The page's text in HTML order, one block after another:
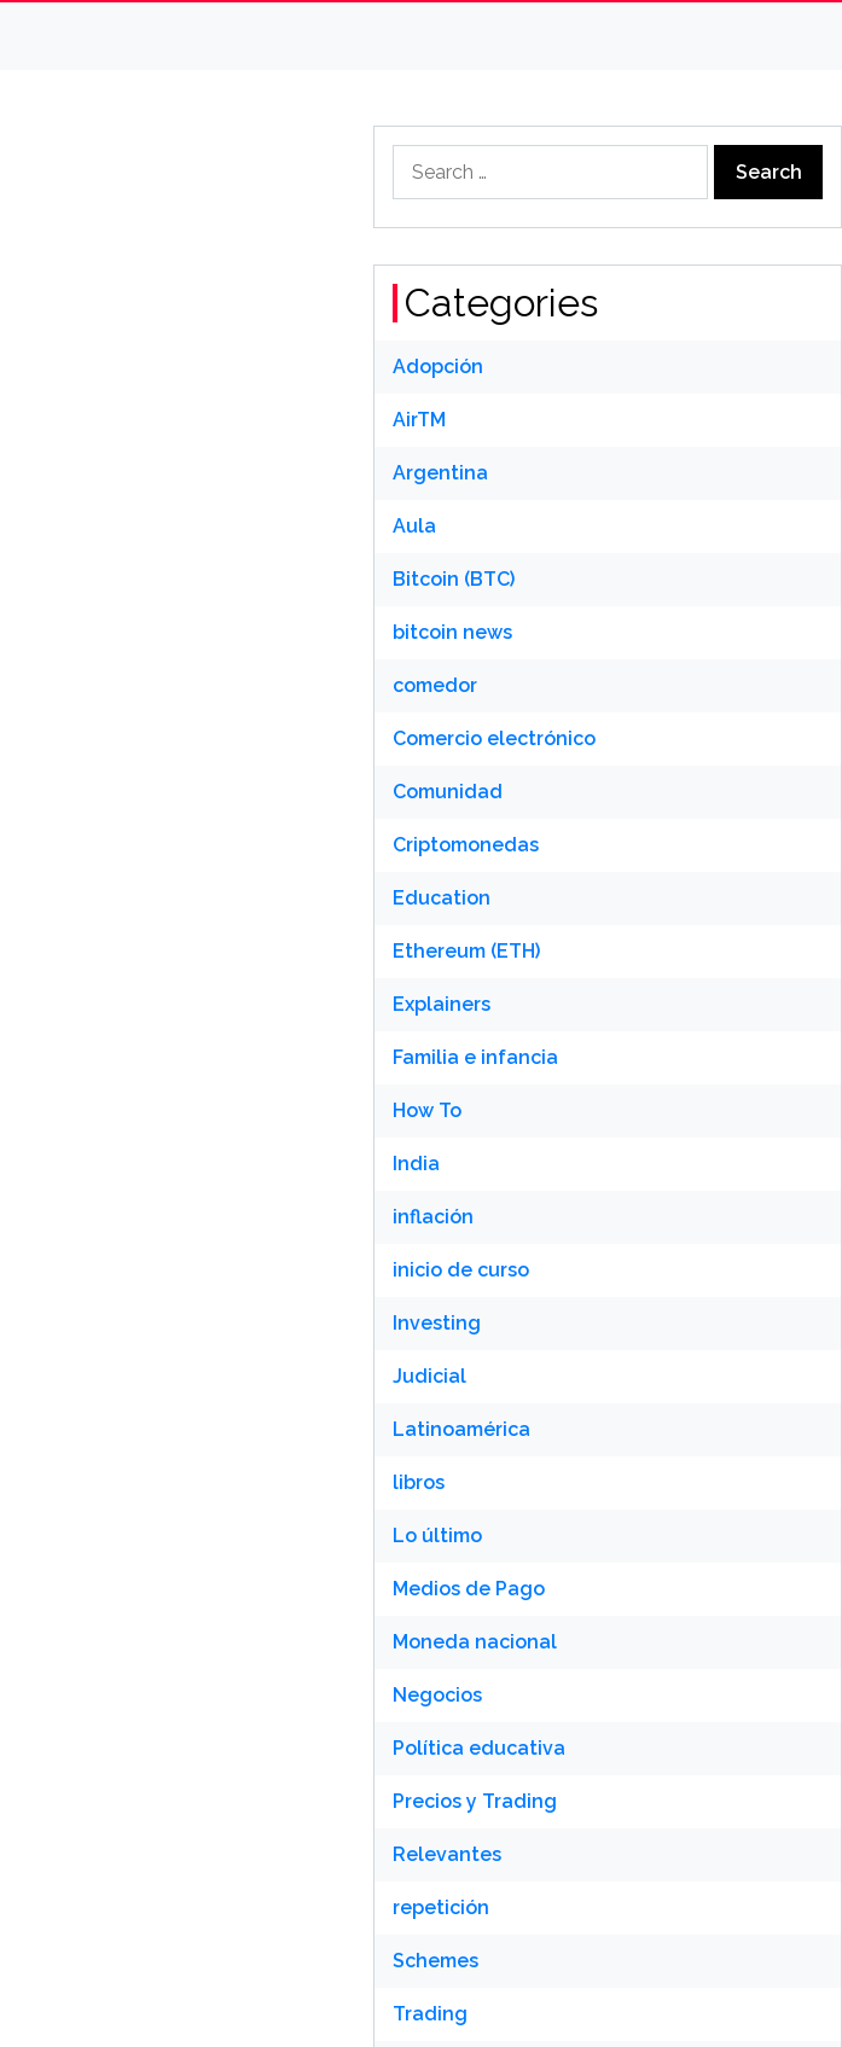
for:
Categories
Adopción
AirTM
Argentina
Aula
Bitcoin (BTC)
bitcoin news
comedor
Comercio electrónico
Comunidad
Criptomonedas
Education
Ethereum (ETH)
Explainers
Familia e infancia
How To
India
inflación
inicio de curso
Investing
Judicial
Latinoamérica
libros
Lo último
Medios de Pago
Moneda nacional
Negocios
Política educativa
Precios y Trading
Relevantes
repetición
Schemes
Trading